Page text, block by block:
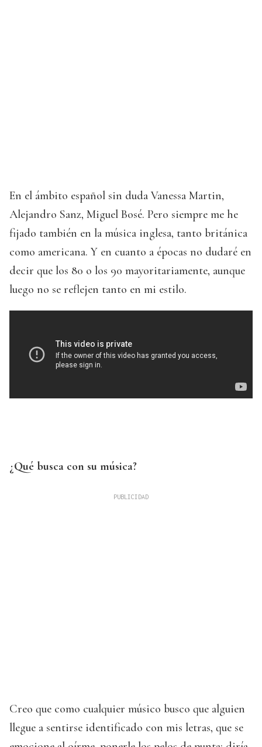
En el ámbito español sin duda Vanessa Martin,
Alejandro Sanz, Miguel Bosé. Pero siempre me he
fijado también en la música inglesa, tanto británica
como americana. Y en cuanto a épocas no dudaré en
decir que los 80 o los 90 mayoritariamente, aunque
luego no se reflejen tanto en mi estilo.
¿Qué busca con su música?
Creo que como cualquier músico busco que alguien
llegue a sentirse identificado con mis letras, que se